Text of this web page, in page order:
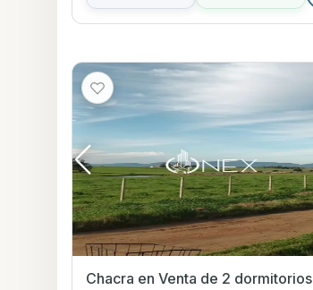
Chacra en Venta de 2 dormitorios en